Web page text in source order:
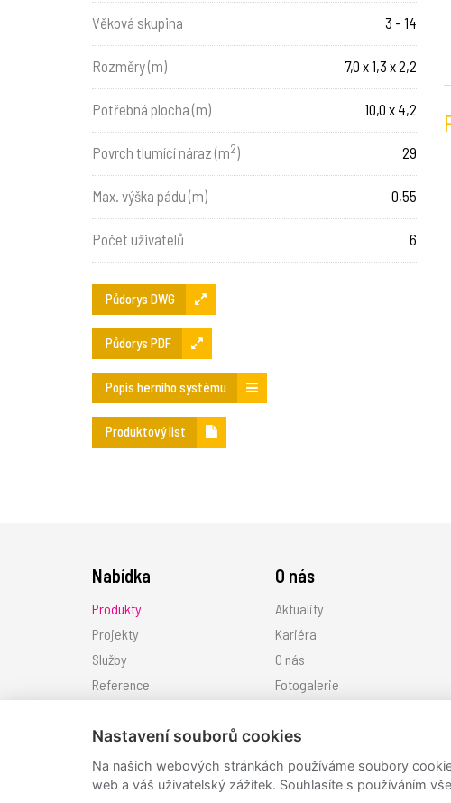
Věková skupina 3 - 14
Rozměry (m) 7,0 x 1,3 x 2,2
Potřebná plocha (m) 10,0 x 4,2
Povrch tlumící náraz (m2) 29
Max. výška pádu (m) 0,55
Počet uživatelů 6
Půdorys DWG
Půdorys PDF
Popis herního systému
Produktový list
Nabídka
Produkty
Projekty
Služby
Reference
O nás
Aktuality
Kariéra
O nás
Fotogalerie
Kontakt
made byJRWN
Nastavení souborů cookies
Na našich webových stránkách používáme soubory
web a váš uživatelský zážitek. Souhlasíte s používáním